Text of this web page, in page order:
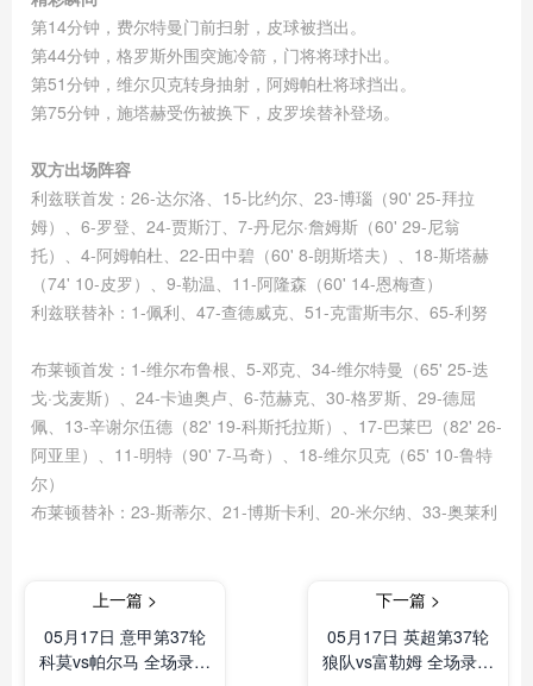
第14分钟，费尔特曼门前扫射，皮球被挡出。
第44分钟，格罗斯外围突施冷箭，门将将球扑出。
第51分钟，维尔贝克转身抽射，阿姆帕杜将球挡出。
第75分钟，施塔赫受伤被换下，皮罗埃替补登场。
双方出场阵容
利兹联首发：26-达尔洛、15-比约尔、23-博瑙（90' 25-拜拉
姆）、6-罗登、24-贾斯汀、7-丹尼尔·詹姆斯（60' 29-尼翁
托）、4-阿姆帕杜、22-田中碧（60' 8-朗斯塔夫）、18-斯塔赫
（74' 10-皮罗）、9-勒温、11-阿隆森（60' 14-恩梅查）
利兹联替补：1-佩利、47-查德威克、51-克雷斯韦尔、65-利努
布莱顿首发：1-维尔布鲁根、5-邓克、34-维尔特曼（65' 25-迭
戈·戈麦斯）、24-卡迪奥卢、6-范赫克、30-格罗斯、29-德屈
佩、13-辛谢尔伍德（82' 19-科斯托拉斯）、17-巴莱巴（82' 26-
阿亚里）、11-明特（90' 7-马奇）、18-维尔贝克（65' 10-鲁特
尔）
布莱顿替补：23-斯蒂尔、21-博斯卡利、20-米尔纳、33-奥莱利
上一篇 >
05月17日 意甲第37轮
科莫vs帕尔马 全场录像
下一篇 >
05月17日 英超第37轮
狼队vs富勒姆 全场录像